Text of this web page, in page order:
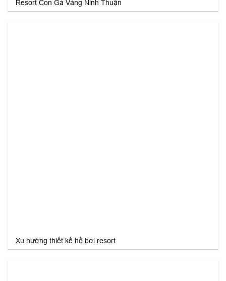
Resort Con Gà Vàng Ninh Thuận
Xu hướng thiết kế hồ bơi resort